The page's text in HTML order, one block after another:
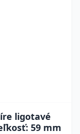
ligotavé
59 mm